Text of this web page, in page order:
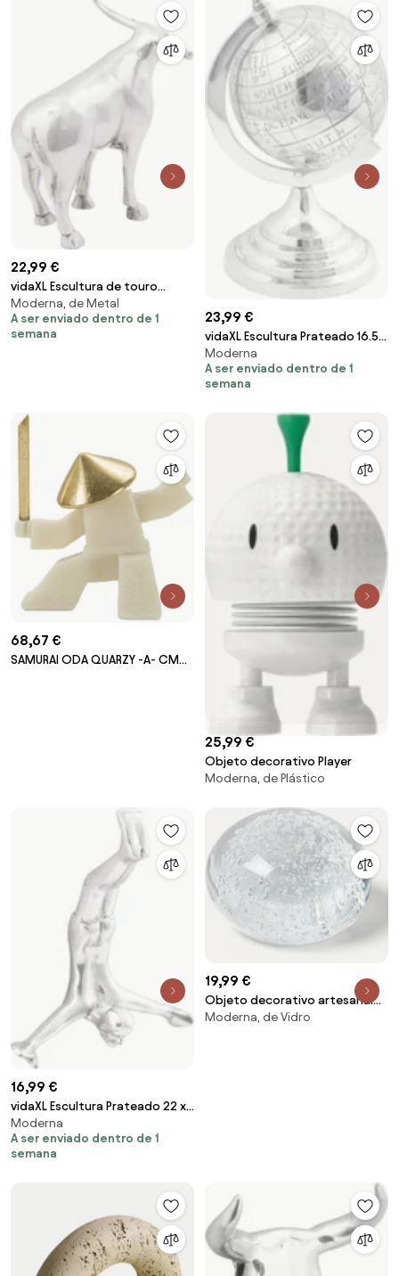
22,99 €
vidaXL Escultura de touro
Prateado 20 x 17 x 23 cm
Alumínio
Moderna, de Metal
A ser enviado dentro de 1
semana
23,99 €
vidaXL Escultura Prateado 16.5 x
14 x 26 cm Alumínio
Moderna
A ser enviado dentro de 1
semana
68,67 €
SAMURAI ODA QUARZY -A- CM
25,99 €
Objeto decorativo Player
Moderna, de Plástico
16,99 €
vidaXL Escultura Prateado 22 x
8 x 25 cm Alumínio
Moderna
A ser enviado dentro de 1
semana
19,99 €
Objeto decorativo artesanal
Tia
Moderna, de Vidro